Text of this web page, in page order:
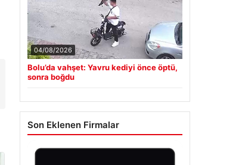
04/08/2026
Bolu’da vahşet: Yavru kediyi önce öptü,
sonra boğdu
Son Eklenen Firmalar